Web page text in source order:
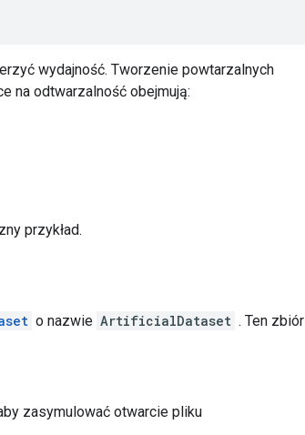
wydajność. Tworzenie powtarzalnych
na odtwarzalność obejmują:
przykład.
o nazwie ArtificialDataset . Ten zbiór
zasymulować otwarcie pliku